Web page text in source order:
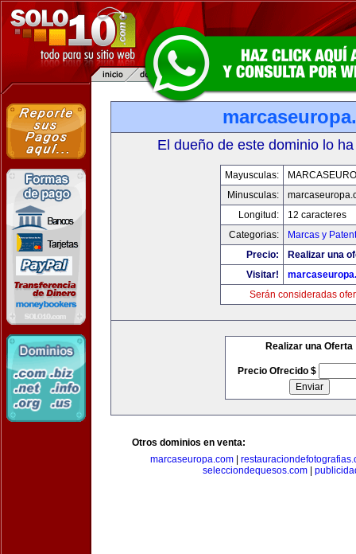
El dueño de este dominio lo
Mayusculas:
Minusculas:
Longitud:
12 caracteres
Categorias:
Marcas y
Precio:
Realizar una
Visitar!
Serán consideradas
Realizar una Oferta
Precio Ofrecido $
Otros dominios en venta:
marcaseuropa.com|
selecciondequesos.com|